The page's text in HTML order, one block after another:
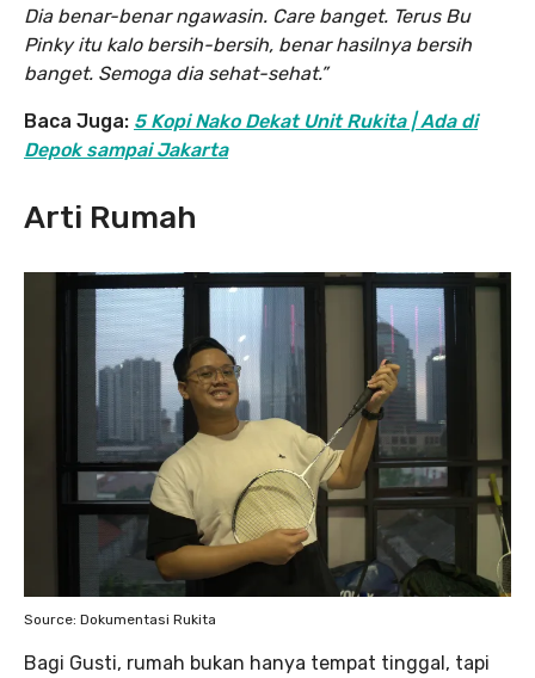
Dia benar-benar ngawasin. Care banget. Terus Bu
Pinky itu kalo bersih-bersih, benar hasilnya bersih
banget. Semoga dia sehat-sehat.”
Baca Juga: 5 Kopi Nako Dekat Unit Rukita | Ada di
Depok sampai Jakarta
Arti Rumah
Source: Dokumentasi Rukita
Bagi Gusti, rumah bukan hanya tempat tinggal, tapi